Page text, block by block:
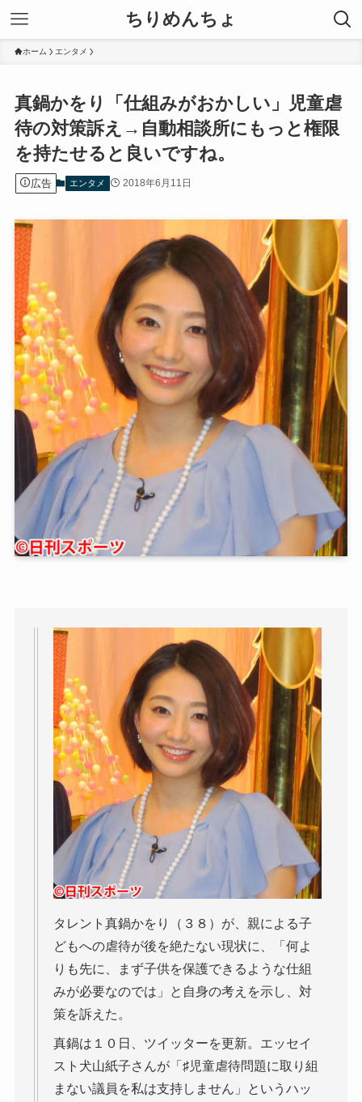
ちりめんちょ
ホーム エンタメ
真鍋かをり「仕組みがおかしい」児童虐
待の対策訴え→自動相談所にもっと権限
を持たせると良いですね。
広告 エンタメ 2018年6月11日
タレント真鍋かをり（３８）が、親による子
どもへの虐待が後を絶たない現状に、「何よ
りも先に、まず子供を保護できるような仕組
みが必要なのでは」と自身の考えを示し、対
策を訴えた。
真鍋は１０日、ツイッターを更新。エッセイ
スト犬山紙子さんが「♯児童虐待問題に取り組
まない議員を私は支持しません」というハッ